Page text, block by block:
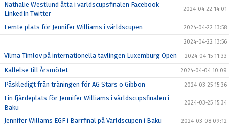
Nathalie Westlund åtta i världscupsfinalen Facebook
LinkedIn Twitter
2024-04-22 14:01
Femte plats för Jennifer Williams i världscupen 2024-04-22 13:58
2024-04-22 13:56
Vilma Timlöv på internationella tävlingen Luxemburg Open 2024-04-15 11:33
Kallelse till Årsmötet 2024-04-04 10:09
Påskledigt från träningen för AG Stars o Gibbon 2024-03-25 15:36
Fin fjärdeplats för Jennifer Williams i världscupsfinalen i
Baku
2024-03-25 15:34
Jennifer Willams EGF i Barrfinal på Världscupen i Baku 2024-03-08 09:12